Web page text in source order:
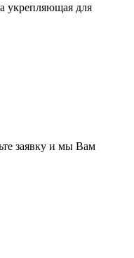
укрепляющая для
заявку и мы Вам